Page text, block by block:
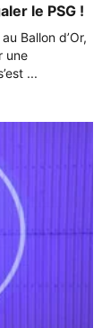
le PSG !
Ballon d’Or,
une
...